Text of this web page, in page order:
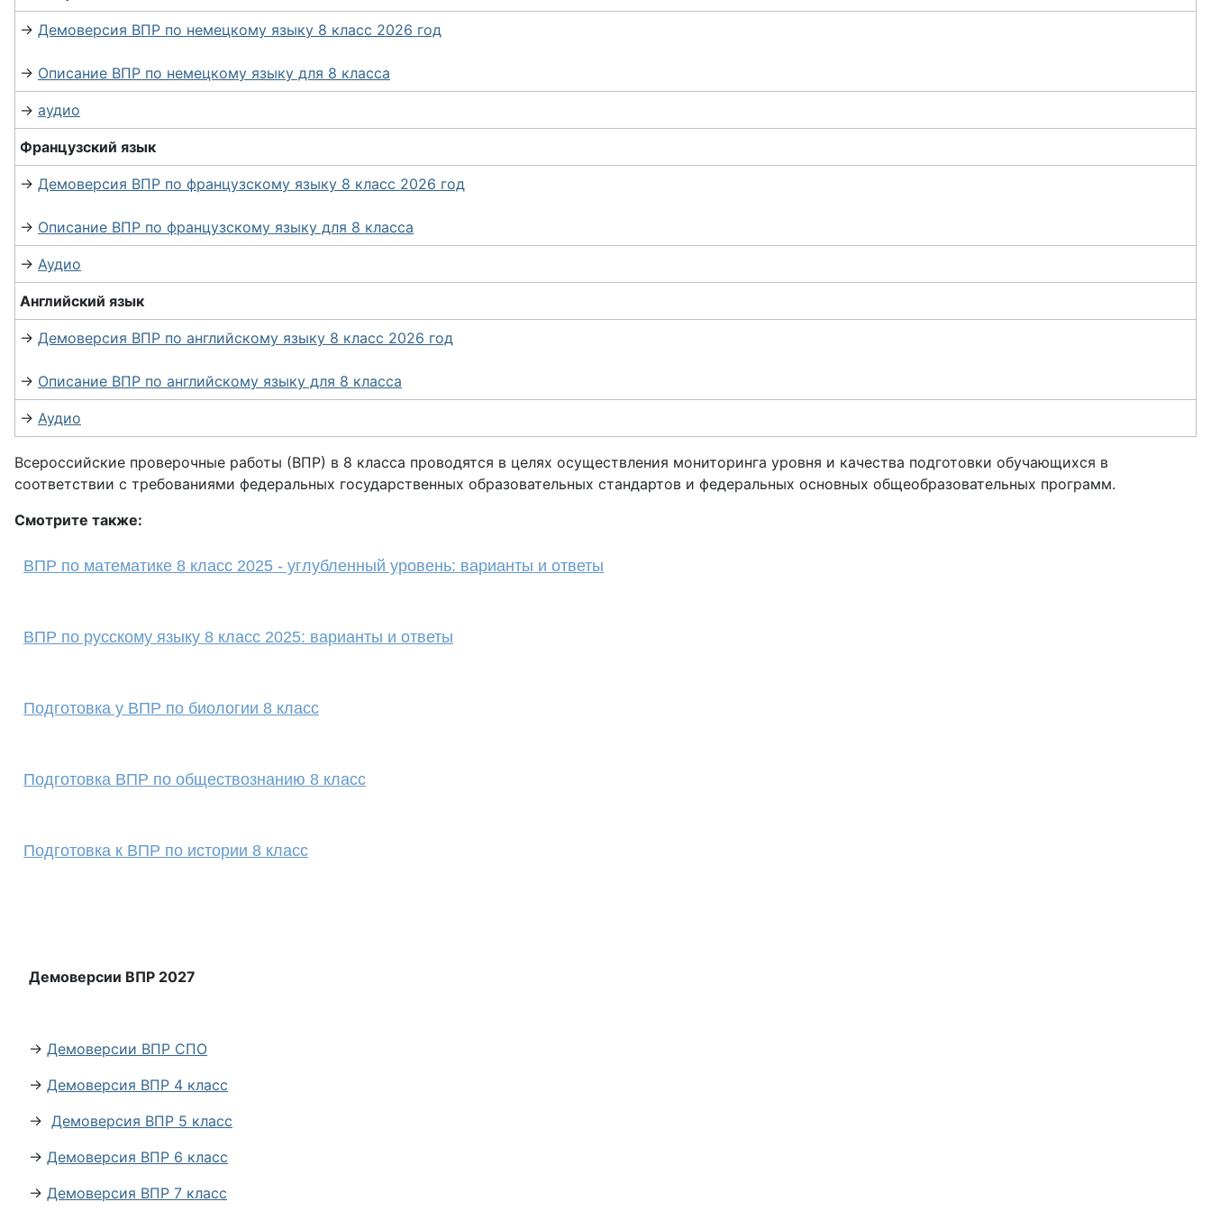
→ Демоверсия ВПР по немецкому языку 8 класс 2026 год
→ Описание ВПР по немецкому языку для 8 класса
→ аудио
Французский язык
→ Демоверсия ВПР по французскому языку 8 класс 2026 год
→ Описание ВПР по французскому языку для 8 класса
→ Аудио
Английский язык
→ Демоверсия ВПР по английскому языку 8 класс 2026 год
→ Описание ВПР по английскому языку для 8 класса
→ Аудио
Всероссийские проверочные работы (ВПР) в 8 класса проводятся в целях осуществления мониторинга уровня и качества подготовки обучающихся в
соответствии с требованиями федеральных государственных образовательных стандартов и федеральных основных общеобразовательных программ.
Смотрите также:
ВПР по математике 8 класс 2025 - углубленный уровень: варианты и ответы
ВПР по русскому языку 8 класс 2025: варианты и ответы
Подготовка у ВПР по биологии 8 класс
Подготовка ВПР по обществознанию 8 класс
Подготовка к ВПР по истории 8 класс
Демоверсии ВПР 2027
→ Демоверсии ВПР СПО
→ Демоверсия ВПР 4 класс
→ Демоверсия ВПР 5 класс
→ Демоверсия ВПР 6 класс
→ Демоверсия ВПР 7 класс